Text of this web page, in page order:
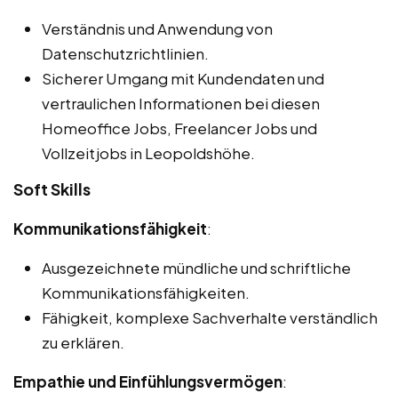
Verständnis und Anwendung von
Datenschutzrichtlinien.
Sicherer Umgang mit Kundendaten und
vertraulichen Informationen bei diesen
Homeoffice Jobs, Freelancer Jobs und
Vollzeitjobs in Leopoldshöhe.
Soft Skills
Kommunikationsfähigkeit:
Ausgezeichnete mündliche und schriftliche
Kommunikationsfähigkeiten.
Fähigkeit, komplexe Sachverhalte verständlich
zu erklären.
Empathie und Einfühlungsvermögen: